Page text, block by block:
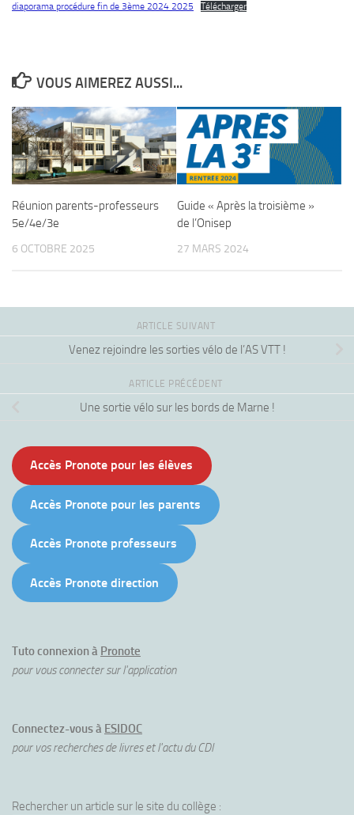
diaporama procédure fin de 3ème 2024 2025
Télécharger
VOUS AIMEREZ AUSSI...
Réunion parents-professeurs
5e/4e/3e
6 OCTOBRE 2025
Guide « Après la troisième »
de l’Onisep
27 MARS 2024
ARTICLE SUIVANT
Venez rejoindre les sorties vélo de l’AS VTT !
ARTICLE PRÉCÉDENT
Une sortie vélo sur les bords de Marne !
Accès Pronote pour les élèves
Accès Pronote pour les parents
Accès Pronote professeurs
Accès Pronote direction
Tuto connexion à Pronote
pour vous connecter sur l'application
Connectez-vous à ESIDOC
pour vos recherches de livres et l'actu du CDI
Rechercher un article sur le site du collège :